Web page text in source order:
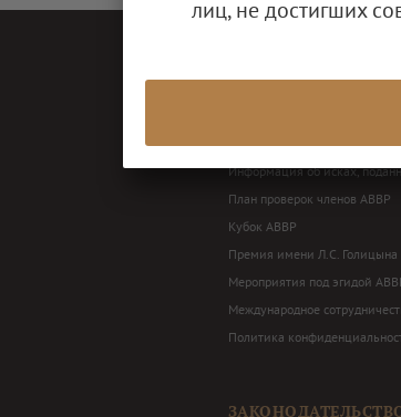
Годовая бухгалтерская
Балансные декларации
Информация об исках,
План проверок членов АВВР
Кубок АВВР
Премия имени Л.С. Голицына
Мероприятия под эгидой
Международное
Политика
лиц, не достигших